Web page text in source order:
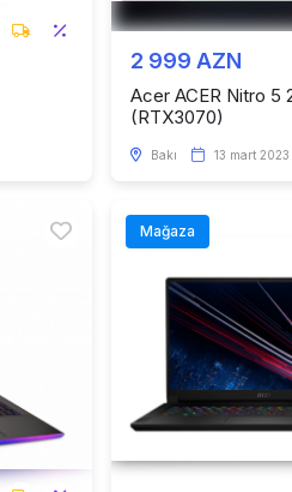
2 999 AZN
Acer ACER Nitro 5
(RTX3070)
Bakı 13 mart 2023
Mağaza